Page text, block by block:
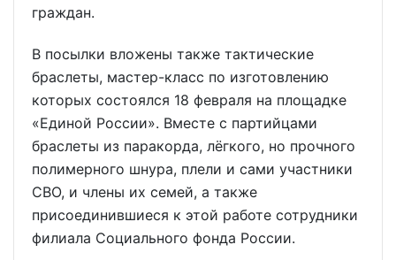
граждан.
В посылки вложены также тактические
браслеты, мастер-класс по изготовлению
которых состоялся 18 февраля на площадке
«Единой России». Вместе с партийцами
браслеты из паракорда, лёгкого, но прочного
полимерного шнура, плели и сами участники
СВО, и члены их семей, а также
присоединившиеся к этой работе сотрудники
филиала Социального фонда России.